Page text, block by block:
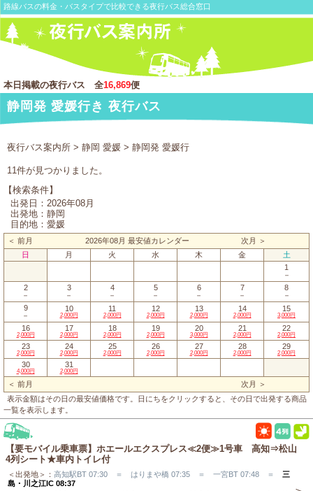
路線バスの料金・バスタイプで比較できる夜行バス総合窓口
本日掲載の夜行バス 全16,869便
静岡発 愛媛行き 夜行バス
夜行バス案内所 > 静岡 愛媛 > 静岡発 愛媛行
11件が見つかりました。
【検索条件】
出発日：2026年08月
出発地：静岡
目的地：愛媛
＜ 前月 2026年08月 最安値カレンダー
次月 ＞
日
月 火 水 木 金
土
1
－
2
－
3
－
4
－
5
－
6
－
7
－
8
－
9
－
10
2,000円
11
2,000円
12
2,000円
13
2,000円
14
2,000円
15
3,000円
16
2,000円
17
2,000円
18
2,000円
19
2,000円
20
3,000円
21
2,000円
22
2,000円
23
2,000円
24
2,000円
25
2,000円
26
2,000円
27
2,000円
28
2,000円
29
2,000円
30
4,000円
31
2,000円
＜ 前月
次月 ＞
表示金額はその日の最安値価格です。日にちをクリックすると、その日で出発する商品
一覧を表示します。
【要モバイル乗車票】ホエールエクスプレス≪2便≫1号車 高知⇒松山
4列シート★車内トイレ付
＜出発地＞： 高知駅BT 07:30 ＝ はりまや橋 07:35 ＝ 一宮BT 07:48 ＝ 三
島・川之江IC 08:37